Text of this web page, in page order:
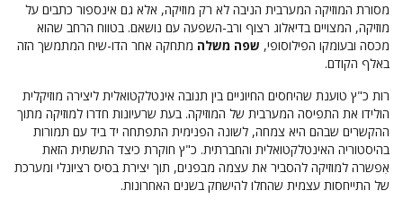
מסורת המוזיקה המערבית הניבה לא רק מוזיקה, אלא גם אינספור כתבים על
מוזיקה, המצויים בדיאלוג רצוף ורב-השפעה עם נושאם. בטווח הרחב שהוא
מכסה ובעומקו הפילוסופי, שפה משלה מתחקה אחר הדו-שיח המתמשך הזה
באלף הקודם.
רות כ"ץ טוענת שהיחסים החיוניים בין תנובה אינטלקטואלית ליצירה מוזיקלית
הולידו את התפיסה המערבית של המוזיקה. בעת שרעיונות חדרו למוזיקה מתוך
ההקשרים שבהם היא צמחה, לשונה הפנימית התפתחה יד ביד עם תמורות
בהיסטוריה האינטלקטואלית והחברתית. כ"ץ חוקרת כיצד התשתית הזאת
אִפשרה למוזיקה להסביר את עצמה מבפנים, תוך יצירת בסיס רציונלי ומערכת
של התייחסות עצמית שהחלו להישחק בשנים האחרונות.